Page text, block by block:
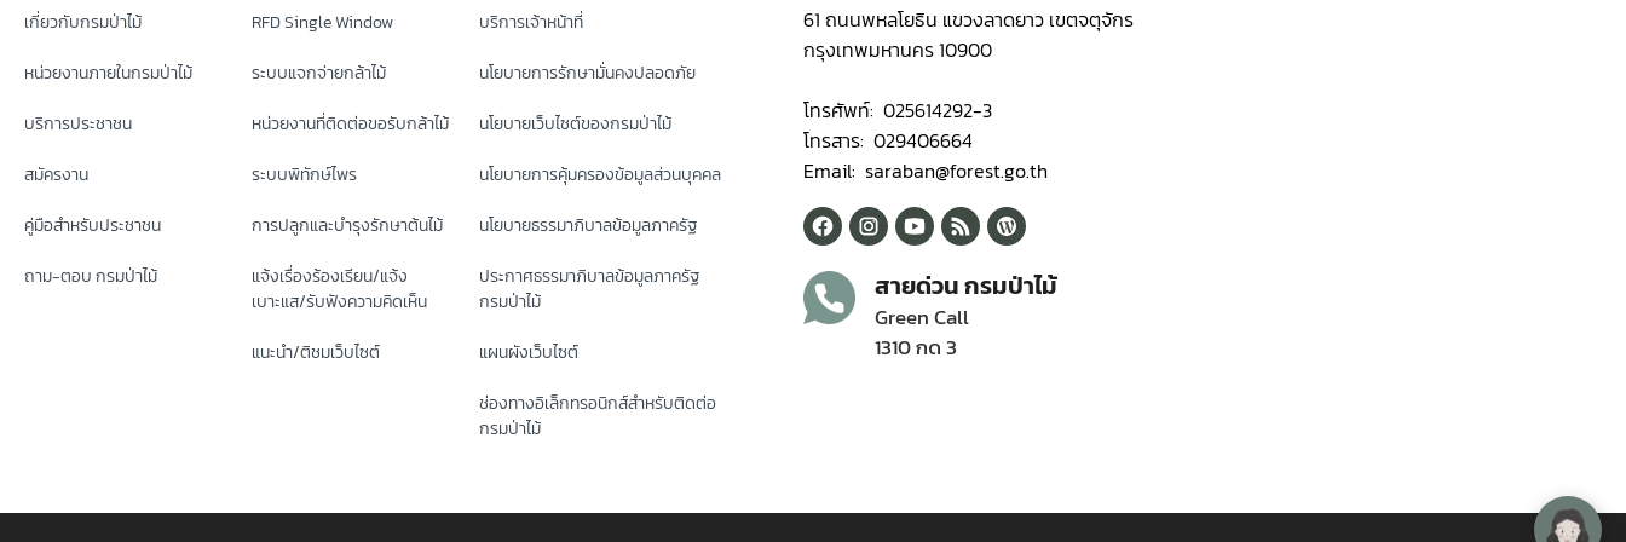
เกี่ยวกับกรมป่าไม้
หน่วยงานภายในกรมป่าไม้
บริการประชาชน
สมัครงาน
คู่มือสำหรับประชาชน
ถาม-ตอบ กรมป่าไม้
RFD Single Window
ระบบแจกจ่ายกล้าไม้
หน่วยงานที่ติดต่อขอรับกล้าไม้
ระบบพิทักษ์ไพร
การปลูกและบำรุงรักษาต้นไม้
แจ้งเรื่องร้องเรียน/แจ้ง
เบาะแส/รับฟังความคิดเห็น
แนะนำ/ติชมเว็บไซต์
บริการเจ้าหน้าที่
นโยบายการรักษามั่นคงปลอดภัย
นโยบายเว็บไซต์ของกรมป่าไม้
นโยบายการคุ้มครองข้อมูลส่วนบุคคล
นโยบายธรรมาภิบาลข้อมูลภาครัฐ
ประกาศธรรมาภิบาลข้อมูลภาครัฐ
กรมป่าไม้
แผนผังเว็บไซต์
ช่องทางอิเล็กทรอนิกส์สำหรับติดต่อ
กรมป่าไม้
61 ถนนพหลโยธิน แขวงลาดยาว เขตจตุจักร
กรุงเทพมหานคร 10900
โทรศัพท์: 025614292-3
โทรสาร: 029406664
Email: saraban@forest.go.th
สายด่วน กรมป่าไม้
Green Call
1310 กด 3